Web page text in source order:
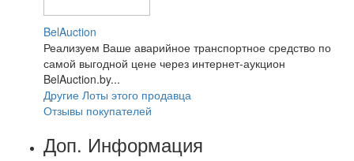
BelAuction
Реализуем Ваше аварийное транспортное средство по
самой выгодной цене через интернет-аукцион
BelAuction.by...
Другие Лоты этого продавца
Отзывы покупателей
Доп. Информация